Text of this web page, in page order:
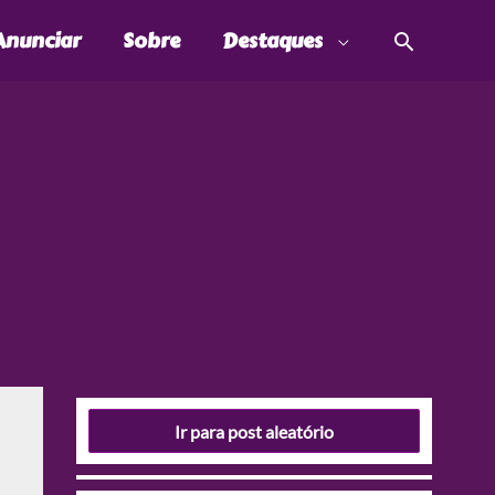
Sobre Destaques
Ir para post aleatório